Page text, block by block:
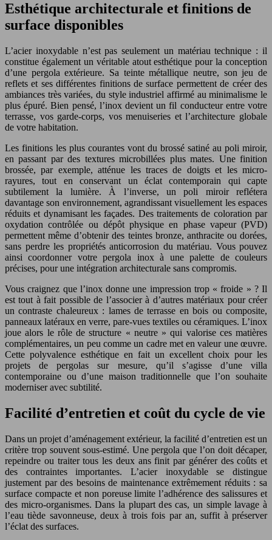
Esthétique architecturale et finitions de
surface disponibles
L’acier inoxydable n’est pas seulement un matériau technique : il
constitue également un véritable atout esthétique pour la conception
d’une pergola extérieure. Sa teinte métallique neutre, son jeu de
reflets et ses différentes finitions de surface permettent de créer des
ambiances très variées, du style industriel affirmé au minimalisme le
plus épuré. Bien pensé, l’inox devient un fil conducteur entre votre
terrasse, vos garde-corps, vos menuiseries et l’architecture globale
de votre habitation.
Les finitions les plus courantes vont du brossé satiné au poli miroir,
en passant par des textures microbillées plus mates. Une finition
brossée, par exemple, atténue les traces de doigts et les micro-
rayures, tout en conservant un éclat contemporain qui capte
subtilement la lumière. À l’inverse, un poli miroir reflétera
davantage son environnement, agrandissant visuellement les espaces
réduits et dynamisant les façades. Des traitements de coloration par
oxydation contrôlée ou dépôt physique en phase vapeur (PVD)
permettent même d’obtenir des teintes bronze, anthracite ou dorées,
sans perdre les propriétés anticorrosion du matériau. Vous pouvez
ainsi coordonner votre pergola inox à une palette de couleurs
précises, pour une intégration architecturale sans compromis.
Vous craignez que l’inox donne une impression trop « froide » ? Il
est tout à fait possible de l’associer à d’autres matériaux pour créer
un contraste chaleureux : lames de terrasse en bois ou composite,
panneaux latéraux en verre, pare-vues textiles ou céramiques. L’inox
joue alors le rôle de structure « neutre » qui valorise ces matières
complémentaires, un peu comme un cadre met en valeur une œuvre.
Cette polyvalence esthétique en fait un excellent choix pour les
projets de pergolas sur mesure, qu’il s’agisse d’une villa
contemporaine ou d’une maison traditionnelle que l’on souhaite
moderniser avec subtilité.
Facilité d’entretien et coût du cycle de vie
Dans un projet d’aménagement extérieur, la facilité d’entretien est un
critère trop souvent sous-estimé. Une pergola que l’on doit décaper,
repeindre ou traiter tous les deux ans finit par générer des coûts et
des contraintes importantes. L’acier inoxydable se distingue
justement par des besoins de maintenance extrêmement réduits : sa
surface compacte et non poreuse limite l’adhérence des salissures et
des micro-organismes. Dans la plupart des cas, un simple lavage à
l’eau tiède savonneuse, deux à trois fois par an, suffit à préserver
l’éclat des surfaces.